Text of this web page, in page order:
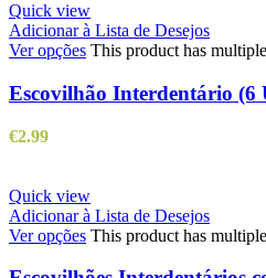
Quick view
Adicionar à Lista de Desejos
Ver opções This product has
Escovilhão Interdentário
€2.99
Quick view
Adicionar à Lista de Desejos
Ver opções This product has